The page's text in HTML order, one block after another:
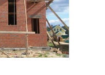
Кирпич по структуре